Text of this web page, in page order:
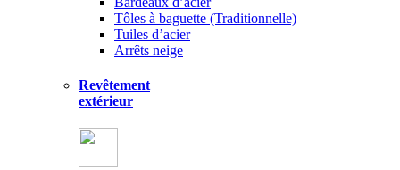
Tôles à baguette (Traditionnelle)
Tuiles d’acier
Arrêts neige
Revêtement
extérieur